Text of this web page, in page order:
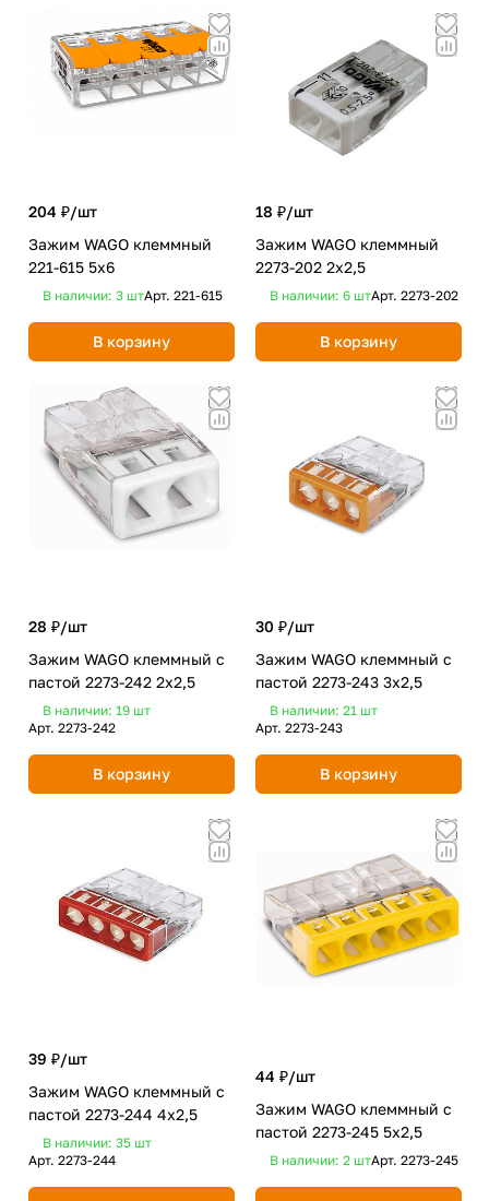
204 ₽/шт
Зажим WAGO клеммный
221-615 5x6
В наличии: 3 штАрт. 221-615
В корзину
18 ₽/шт
Зажим WAGO клеммный
2273-202 2x2,5
В наличии: 6 штАрт. 2273-202
В корзину
28 ₽/шт
Зажим WAGO клеммный с
пастой 2273-242 2x2,5
В наличии: 19 шт
Арт. 2273-242
В корзину
30 ₽/шт
Зажим WAGO клеммный с
пастой 2273-243 3x2,5
В наличии: 21 шт
Арт. 2273-243
В корзину
39 ₽/шт
Зажим WAGO клеммный с
пастой 2273-244 4x2,5
В наличии: 35 шт
Арт. 2273-244
44 ₽/шт
Зажим WAGO клеммный с
пастой 2273-245 5x2,5
В наличии: 2 штАрт. 2273-245